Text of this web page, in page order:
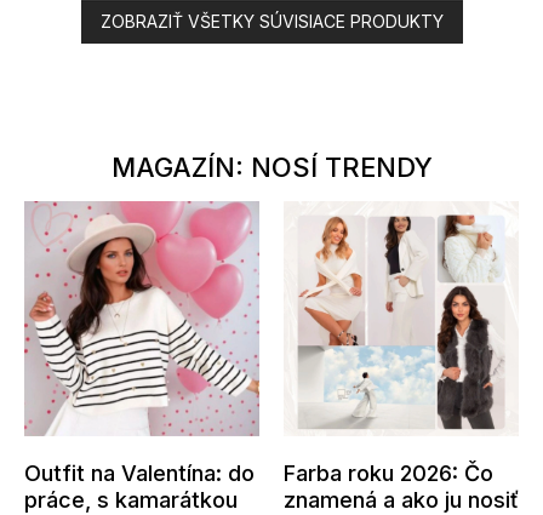
ZOBRAZIŤ VŠETKY SÚVISIACE PRODUKTY
MAGAZÍN: NOSÍ TRENDY
Outfit na Valentína: do
práce, s kamarátkou
Farba roku 2026: Čo
znamená a ako ju nosiť